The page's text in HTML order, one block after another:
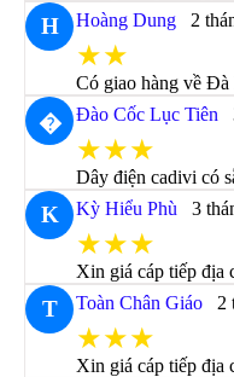
H Hoàng Dung 2
★★
Có giao hàng về Đà
� Đào Cốc Lục Tiên
★★★
Dây điện cadivi có
K Kỳ Hiểu Phù 3
★★★
Xin giá cáp tiếp địa
T Toàn Chân Giáo 2
★★★
Xin giá cáp tiếp địa